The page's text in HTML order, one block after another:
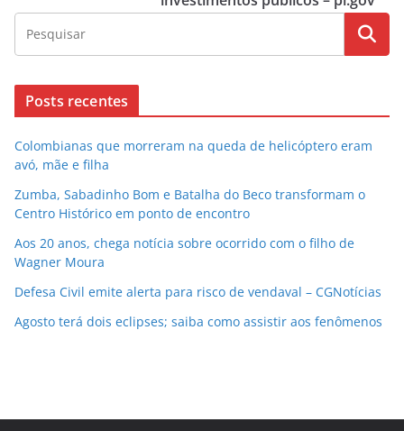
Posts recentes
Colombianas que morreram na queda de helicóptero eram
avó, mãe e filha
Zumba, Sabadinho Bom e Batalha do Beco transformam o
Centro Histórico em ponto de encontro
Aos 20 anos, chega notícia sobre ocorrido com o filho de
Wagner Moura
Defesa Civil emite alerta para risco de vendaval – CGNotícias
Agosto terá dois eclipses; saiba como assistir aos fenômenos